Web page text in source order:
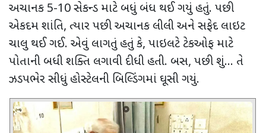
અચાનક 5-10સેકન્ડ માટે બધું બંધ થઈ ગયું હતું. પછી
એકદમ શાંતિ, ત્યાર પછી અચાનક લીલી અને સફેદ લાઇટ
ચાલુ થઈ ગઈ. એવું લાગતું હતું કે, પાઇલટે ટેકઓફ માટે
પોતાની બધી શક્તિ લગાવી દીધી હતી. બસ, પછી શું... તે
ઝડપભેર સીધું હોસ્ટેલની બિલ્ડિંગમાં ઘૂસી ગયું.